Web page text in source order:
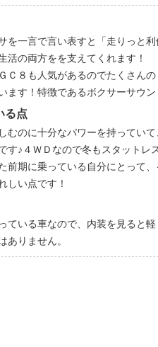
を一言で言い表すと「走りっと
活の両方をを支えてくれます！
Ｃ８も人気があるのでたくさん
ます！特徴であるボクサーサウ
る点
むのに十分なパワーを持ってい
す♪４ＷＤなので冬もスタットレ
前期に乗っている自分にとって
しい点です！
ている車なので、内装を見ると
ありません。